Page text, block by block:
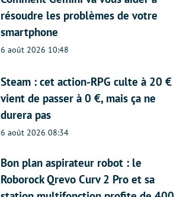
résoudre les problèmes de votre
smartphone
6 août 2026 10:48
Steam : cet action-RPG culte à 20 €
vient de passer à 0 €, mais ça ne
durera pas
6 août 2026 08:34
Bon plan aspirateur robot : le
Roborock Qrevo Curv 2 Pro et sa